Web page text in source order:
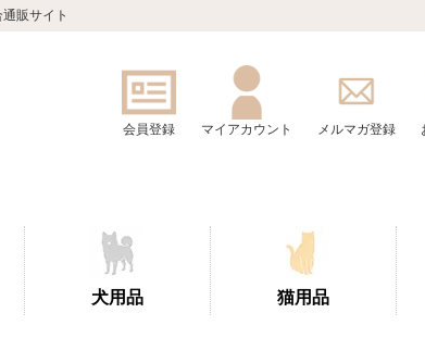
販サイト
会員登録 マイアカウント メルマガ登録
犬用品 猫用品